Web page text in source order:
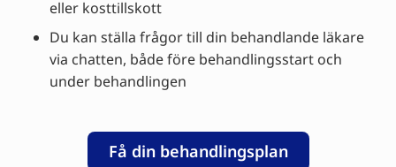
eller kosttillskott
Du kan ställa frågor till din behandlande läkare
via chatten, både före behandlingsstart och
under behandlingen
Få din behandlingsplan